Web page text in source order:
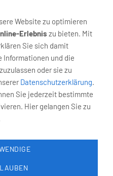
Website zu optimieren
Erlebnis zu bieten. Mit
Sie sich damit
Informationen und die
oder sie zu
Datenschutzerklärung.
Sie jederzeit bestimmte
Hier gelangen Sie zu